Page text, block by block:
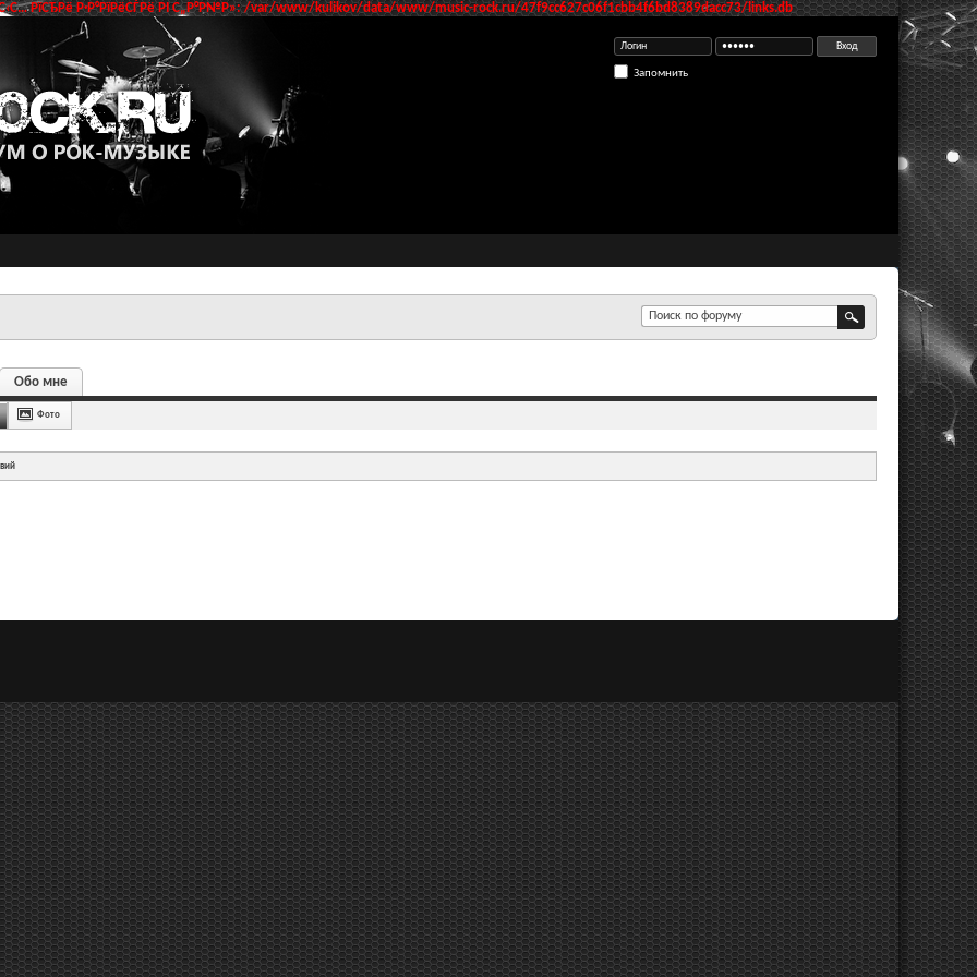
РїСЂРё Р·Р°РїРёСЃРё РІ С„Р°Р№Р»: /var/www/kulikov/data/www/music-rock.ru/47f9cc627c06f1cbb4f6bd8389dacc73/links.db
Запомнить
Обо мне
Фото